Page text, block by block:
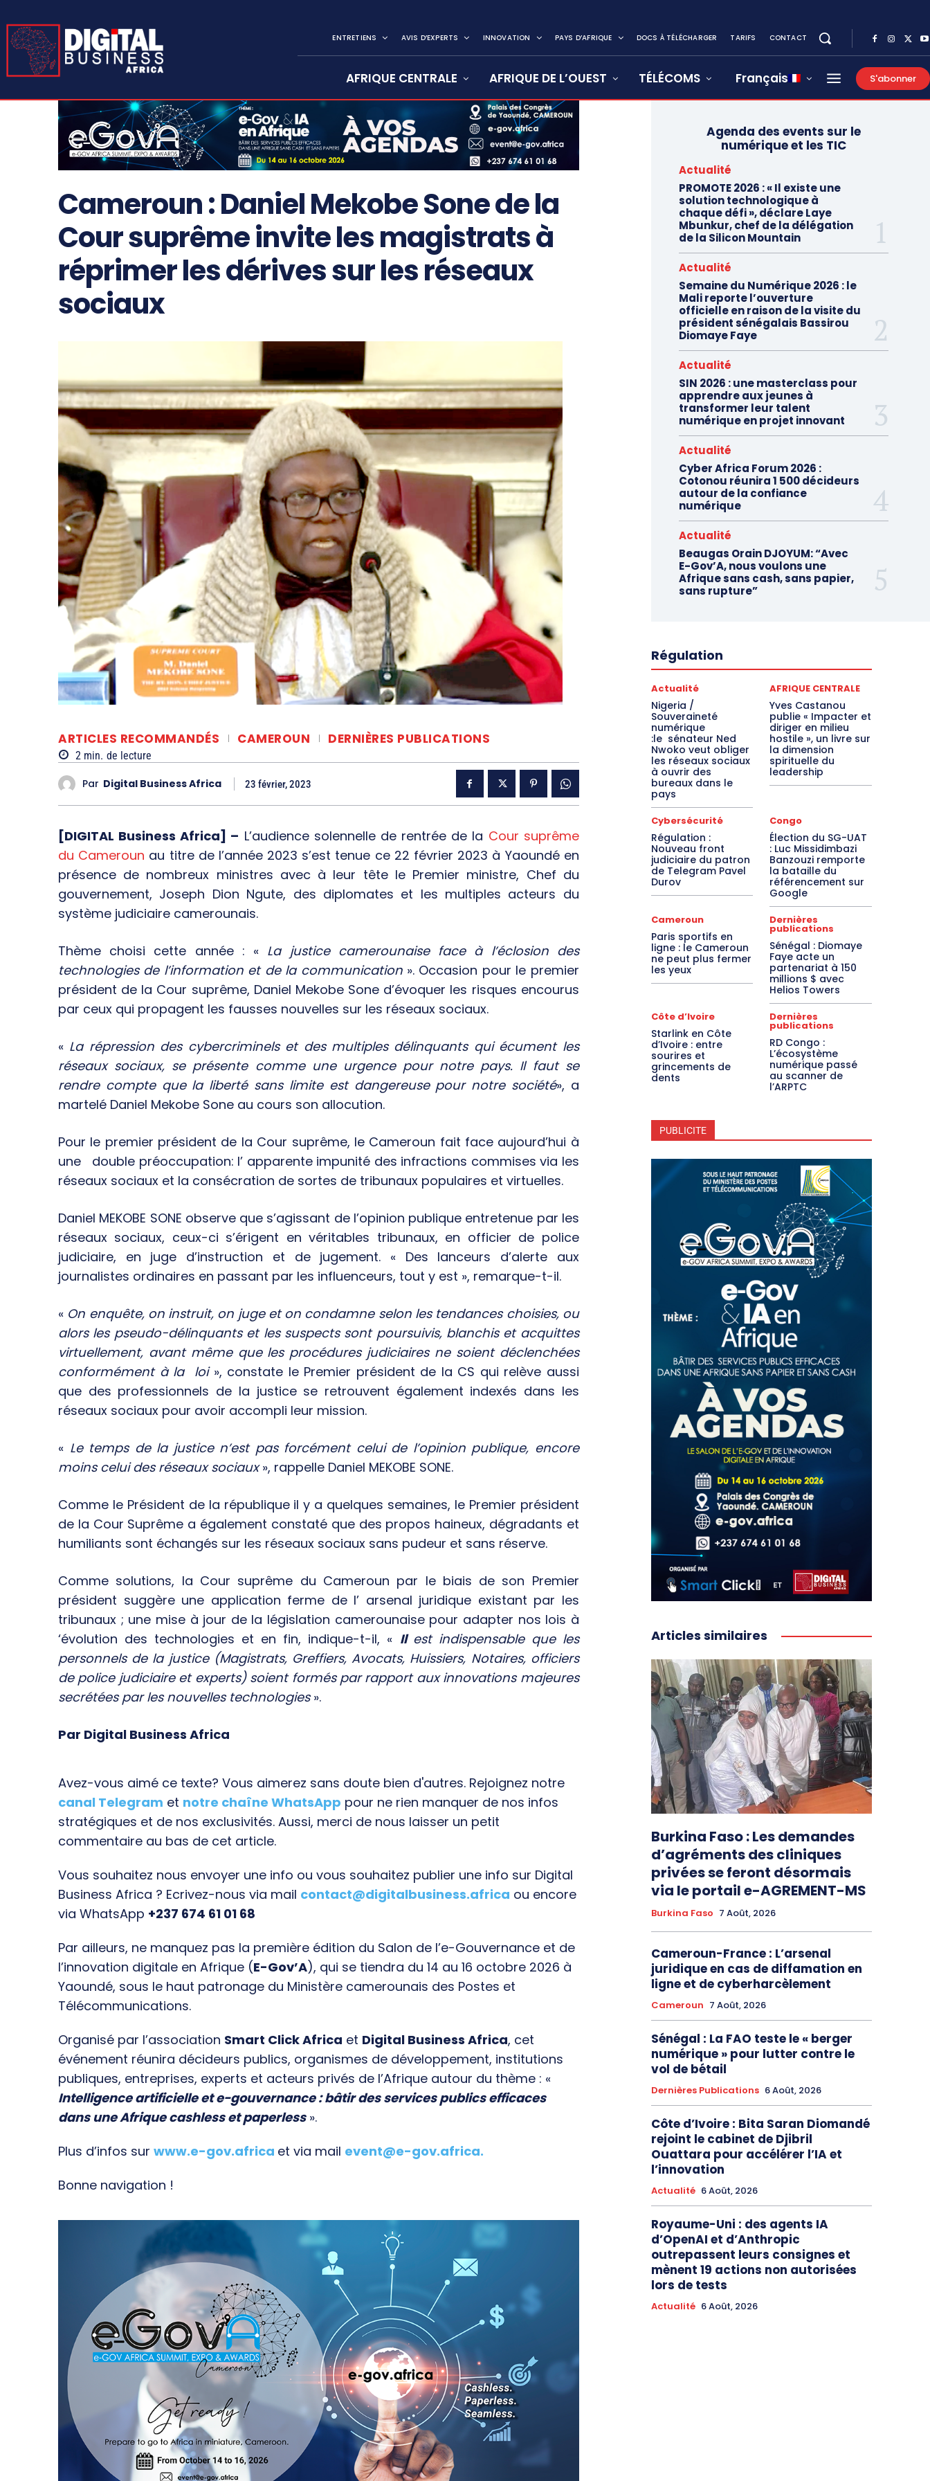
ENTRETIENS AVIS D’EXPERTS INNOVATION PAYS D’AFRIQUE DOCS À TÉLÉCHARGER TARIFS CONTACT
AFRIQUE CENTRALE AFRIQUE DE L’OUEST TÉLÉCOMS Français S'abonner
Cameroun : Daniel Mekobe Sone de la
Cour suprême invite les magistrats à
réprimer les dérives sur les réseaux
sociaux
ARTICLES RECOMMANDÉS CAMEROUN DERNIÈRES PUBLICATIONS
2 min. de lecture
Par Digital Business Africa 23 février, 2023
[DIGITAL Business Africa] – L’audience solennelle de rentrée de la Cour suprême
du Cameroun au titre de l’année 2023 s’est tenue ce 22 février 2023 à Yaoundé en
présence de nombreux ministres avec à leur tête le Premier ministre, Chef du
gouvernement, Joseph Dion Ngute, des diplomates et les multiples acteurs du
système judiciaire camerounais.
Thème choisi cette année : « La justice camerounaise face à l’éclosion des
technologies de l’information et de la communication». Occasion pour le premier
président de la Cour suprême, Daniel Mekobe Sone d’évoquer les risques encourus
par ceux qui propagent les fausses nouvelles sur les réseaux sociaux.
« La répression des cybercriminels et des multiples délinquants qui écument les
réseaux sociaux, se présente comme une urgence pour notre pays. Il faut se
rendre compte que la liberté sans limite est dangereuse pour notre société», a
martelé Daniel Mekobe Sone au cours son allocution.
Pour le premier président de la Cour suprême, le Cameroun fait face aujourd’hui à
une double préoccupation: l’ apparente impunité des infractions commises via les
réseaux sociaux et la consécration de sortes de tribunaux populaires et virtuelles.
Daniel MEKOBE SONE observe que s’agissant de l’opinion publique entretenue par les
réseaux sociaux, ceux-ci s’érigent en véritables tribunaux, en officier de police
judiciaire, en juge d’instruction et de jugement. « Des lanceurs d’alerte aux
journalistes ordinaires en passant par les influenceurs, tout y est », remarque-t-il.
« On enquête, on instruit, on juge et on condamne selon les tendances choisies, ou
alors les pseudo-délinquants et les suspects sont poursuivis, blanchis et acquittes
virtuellement, avant même que les procédures judiciaires ne soient déclenchées
conformément à la loi », constate le Premier président de la CS qui relève aussi
que des professionnels de la justice se retrouvent également indexés dans les
réseaux sociaux pour avoir accompli leur mission.
« Le temps de la justice n’est pas forcément celui de l’opinion publique, encore
moins celui des réseaux sociaux», rappelle Daniel MEKOBE SONE.
Comme le Président de la république il y a quelques semaines, le Premier président
de la Cour Suprême a également constaté que des propos haineux, dégradants et
humiliants sont échangés sur les réseaux sociaux sans pudeur et sans réserve.
Comme solutions, la Cour suprême du Cameroun par le biais de son Premier
président suggère une application ferme de l’ arsenal juridique existant par les
tribunaux ; une mise à jour de la législation camerounaise pour adapter nos lois à
‘évolution des technologies et en fin, indique-t-il, « Il est indispensable que les
personnels de la justice (Magistrats, Greffiers, Avocats, Huissiers, Notaires, officiers
de police judiciaire et experts) soient formés par rapport aux innovations majeures
secrétées par les nouvelles technologies».
Par Digital Business Africa
Avez-vous aimé ce texte? Vous aimerez sans doute bien d'autres. Rejoignez notre
canal Telegram et notre chaîne WhatsApp pour ne rien manquer de nos infos
stratégiques et de nos exclusivités. Aussi, merci de nous laisser un petit
commentaire au bas de cet article.
Vous souhaitez nous envoyer une info ou vous souhaitez publier une info sur Digital
Business Africa ? Ecrivez-nous via mail contact@digitalbusiness.africa ou encore
via WhatsApp +237 674 61 01 68
Par ailleurs, ne manquez pas la première édition du Salon de l’e-Gouvernance et de
l’innovation digitale en Afrique (E-Gov’A), qui se tiendra du 14 au 16 octobre 2026 à
Yaoundé, sous le haut patronage du Ministère camerounais des Postes et
Télécommunications.
Organisé par l’association Smart Click Africa et Digital Business Africa, cet
événement réunira décideurs publics, organismes de développement, institutions
publiques, entreprises, experts et acteurs privés de l’Afrique autour du thème : «
Intelligence artificielle et e-gouvernance : bâtir des services publics efficaces
dans une Afrique cashless et paperless».
Plus d’infos sur www.e-gov.africa et via mail event@e-gov.africa.
Bonne navigation !
Agenda des events sur le
numérique et les TIC
Actualité
PROMOTE 2026 : « Il existe une
solution technologique à
chaque défi », déclare Laye
Mbunkur, chef de la délégation
de la Silicon Mountain
Actualité
Semaine du Numérique 2026 : le
Mali reporte l’ouverture
officielle en raison de la visite du
président sénégalais Bassirou
Diomaye Faye
Actualité
SIN 2026 : une masterclass pour
apprendre aux jeunes à
transformer leur talent
numérique en projet innovant
Actualité
Cyber Africa Forum 2026 :
Cotonou réunira 1 500 décideurs
autour de la confiance
numérique
Actualité
Beaugas Orain DJOYUM: “Avec
E-Gov’A, nous voulons une
Afrique sans cash, sans papier,
sans rupture”
Régulation
Actualité
Nigeria /
Souveraineté
numérique
:le sénateur Ned
Nwoko veut obliger
les réseaux sociaux
à ouvrir des
bureaux dans le
pays
AFRIQUE CENTRALE
Yves Castanou
publie « Impacter et
diriger en milieu
hostile », un livre sur
la dimension
spirituelle du
leadership
Cybersécurité
Régulation :
Nouveau front
judiciaire du patron
de Telegram Pavel
Durov
Congo
Élection du SG-UAT
: Luc Missidimbazi
Banzouzi remporte
la bataille du
référencement sur
Google
Cameroun
Paris sportifs en
ligne : le Cameroun
ne peut plus fermer
les yeux
Dernières
publications
Sénégal : Diomaye
Faye acte un
partenariat à 150
millions $ avec
Helios Towers
Côte d’Ivoire
Starlink en Côte
d’Ivoire : entre
sourires et
grincements de
dents
Dernières
publications
RD Congo :
L’écosystème
numérique passé
au scanner de
l’ARPTC
PUBLICITE
Articles similaires
Burkina Faso : Les demandes
d’agréments des cliniques
privées se feront désormais
via le portail e-AGREMENT-MS
Burkina Faso 7 Août, 2026
Cameroun-France : L’arsenal
juridique en cas de diffamation en
ligne et de cyberharcèlement
Cameroun 7 Août, 2026
Sénégal : La FAO teste le « berger
numérique » pour lutter contre le
vol de bétail
Dernières Publications 6 Août, 2026
Côte d’Ivoire : Bita Saran Diomandé
rejoint le cabinet de Djibril
Ouattara pour accélérer l’IA et
l’innovation
Actualité 6 Août, 2026
Royaume-Uni : des agents IA
d’OpenAI et d’Anthropic
outrepassent leurs consignes et
mènent 19 actions non autorisées
lors de tests
Actualité 6 Août, 2026